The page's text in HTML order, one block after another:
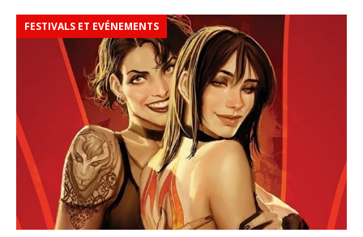
FESTIVALS ET EVÉNEMENTS